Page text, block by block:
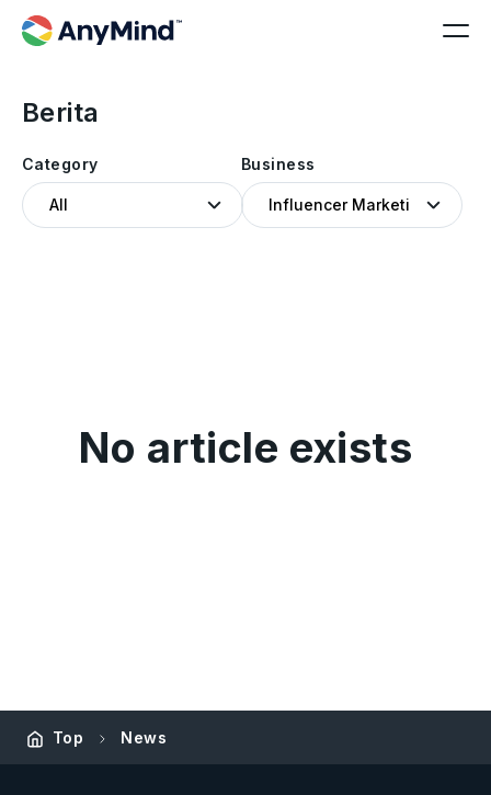
Berita
Category Business
No article exists
Top News